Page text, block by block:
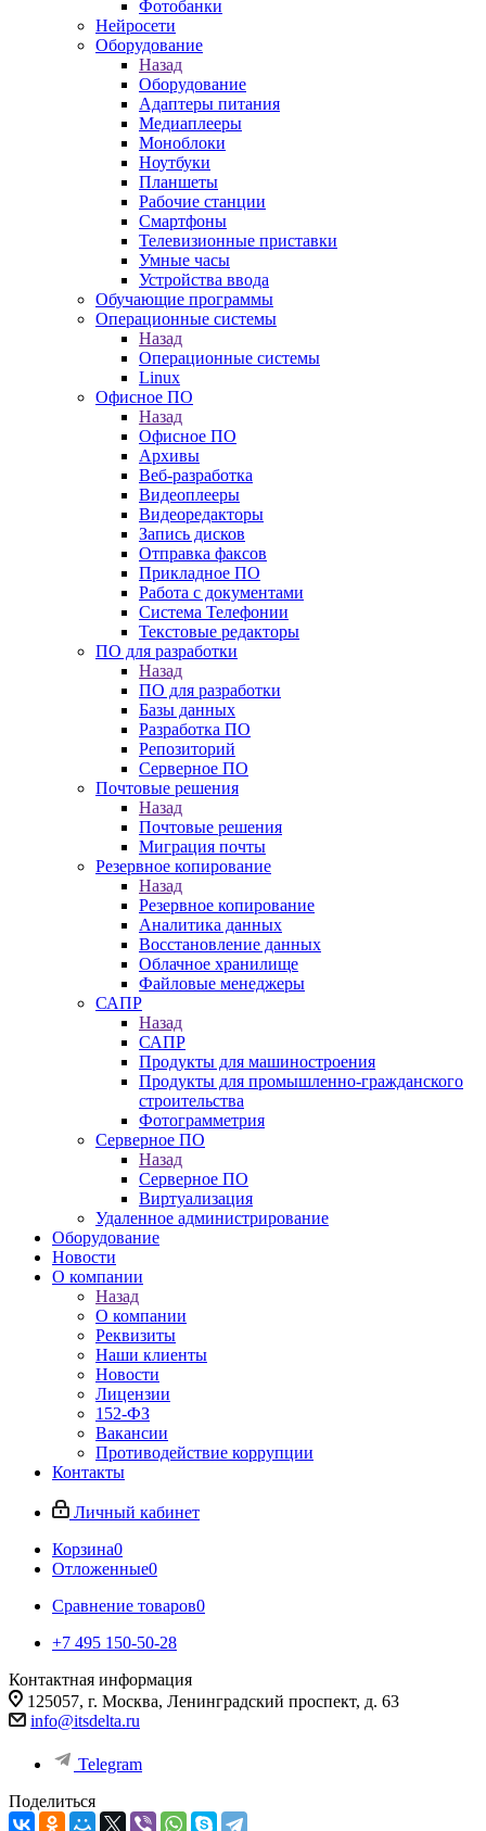
Фотобанки
Нейросети
Оборудование
Назад
Оборудование
Адаптеры питания
Медиаплееры
Моноблоки
Ноутбуки
Планшеты
Рабочие станции
Смартфоны
Телевизионные приставки
Умные часы
Устройства ввода
Обучающие программы
Операционные системы
Назад
Операционные системы
Linux
Офисное ПО
Назад
Офисное ПО
Архивы
Веб-разработка
Видеоплееры
Видеоредакторы
Запись дисков
Отправка факсов
Прикладное ПО
Работа с документами
Система Телефонии
Текстовые редакторы
ПО для разработки
Назад
ПО для разработки
Базы данных
Разработка ПО
Репозиторий
Серверное ПО
Почтовые решения
Назад
Почтовые решения
Миграция почты
Резервное копирование
Назад
Резервное копирование
Аналитика данных
Восстановление данных
Облачное хранилище
Файловые менеджеры
САПР
Назад
САПР
Продукты для машиностроения
Продукты для промышленно-гражданского
строительства
Фотограмметрия
Серверное ПО
Назад
Серверное ПО
Виртуализация
Удаленное администрирование
Оборудование
Новости
О компании
Назад
О компании
Реквизиты
Наши клиенты
Новости
Лицензии
152-ФЗ
Вакансии
Противодействие коррупции
Контакты
Личный кабинет
Корзина0
Отложенные0
Сравнение товаров0
+7 495 150-50-28
Контактная информация
125057, г. Москва, Ленинградский проспект, д. 63
info@itsdelta.ru
Telegram
Поделиться